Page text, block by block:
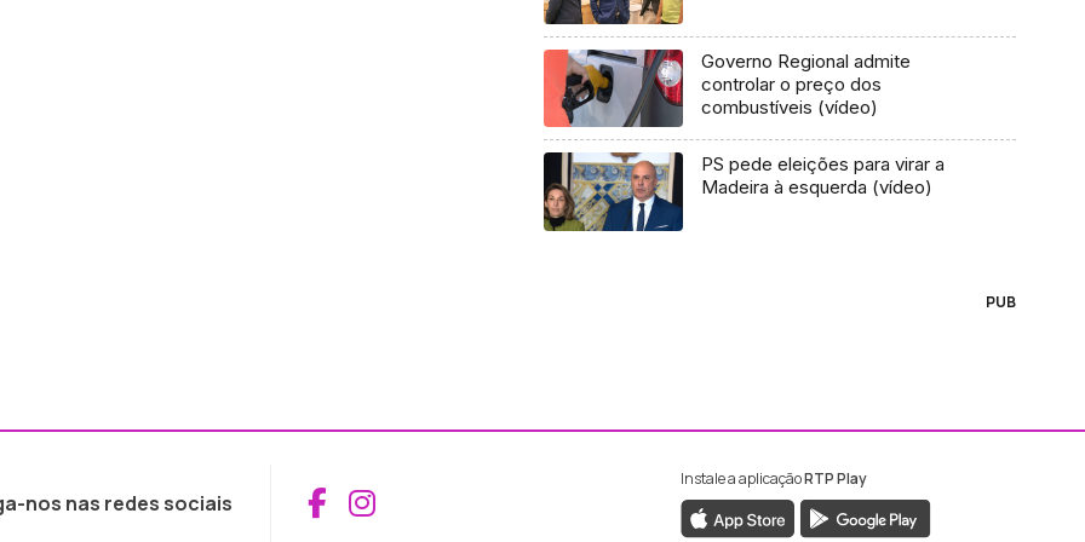
Governo Regional admite
controlar o preço dos
combustíveis (vídeo)
PS pede eleições para virar a
Madeira à esquerda (vídeo)
PUB
nos nas redes sociais Aceder ao Facebook da RTP Madeira
Aceder ao Instagram da RTP Madeira
Instale a aplicaçãoRTP Play